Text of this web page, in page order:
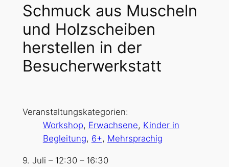
Schmuck aus Muscheln
und Holzscheiben
herstellen in der
Besucherwerkstatt
Veranstaltungskategorien:
Workshop, Erwachsene, Kinder in
Begleitung, 6+, Mehrsprachig
9. Juli – 12:30 – 16:30